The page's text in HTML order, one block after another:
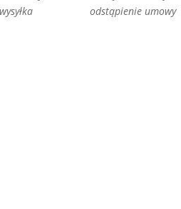
odstąpienie umowy